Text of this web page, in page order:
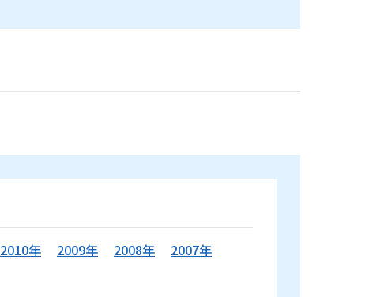
2010年 2009年 2008年
2007年